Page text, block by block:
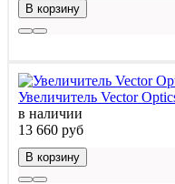
В корзину
Увеличитель Vector
в наличии
13 660 руб
В корзину